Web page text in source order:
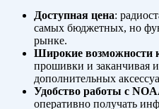
Доступная цена:
самых бюджетных, но
рынке.
Широкие возможности
прошивки и заканчивая
дополнительных
Удобство работы с
оперативно получать